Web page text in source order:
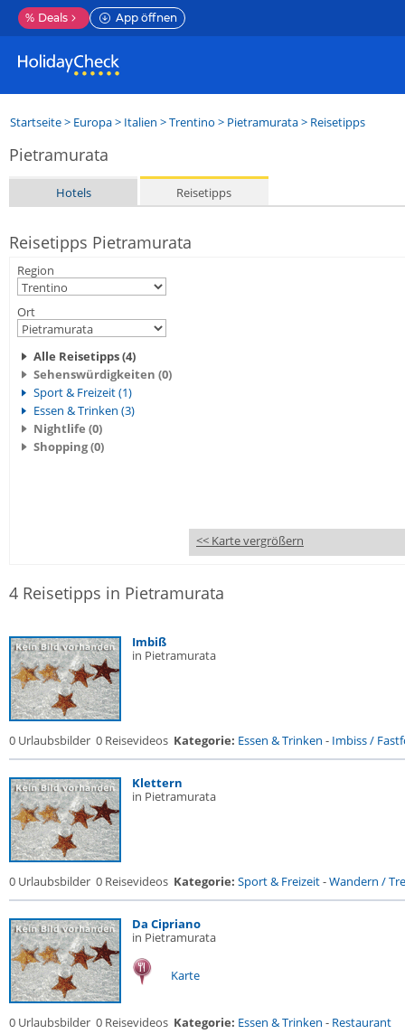
% Deals App öffnen
Startseite> Europa> Italien >Trentino > Pietramurata> Reisetipps
Pietramurata
Hotels Reisetipps
Reisetipps Pietramurata
Region
Ort
Alle Reisetipps (4)
Sehenswürdigkeiten (0)
Sport & Freizeit (1)
Essen & Trinken (3)
Nightlife (0)
Shopping (0)
<< Karte vergrößern
4 Reisetipps in Pietramurata
Imbiß
in Pietramurata
0 Urlaubsbilder 0 Reisevideos Kategorie: Essen & Trinken - Imbiss /
Klettern
in Pietramurata
0 Urlaubsbilder 0 Reisevideos Kategorie: Sport & Freizeit-Wandern /
Da Cipriano
in Pietramurata
Karte
0 Urlaubsbilder 0 Reisevideos Kategorie: Essen & Trinken - Restaurant